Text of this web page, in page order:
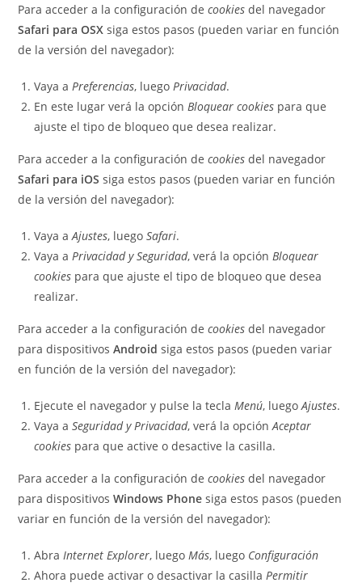
Para acceder a la configuración decookies del navegador
Safari para OSX siga estos pasos (pueden variar en función
de la versión del navegador):
Vaya aPreferencias, luegoPrivacidad.
En este lugar verá la opciónBloquear cookies para que
ajuste el tipo de bloqueo que desea realizar.
Para acceder a la configuración decookies del navegador
Safari para iOS siga estos pasos (pueden variar en función
de la versión del navegador):
Vaya aAjustes, luegoSafari.
Vaya aPrivacidad y Seguridad, verá la opciónBloquear
cookies para que ajuste el tipo de bloqueo que desea
realizar.
Para acceder a la configuración decookies del navegador
para dispositivosAndroid siga estos pasos (pueden variar
en función de la versión del navegador):
Ejecute el navegador y pulse la teclaMenú, luegoAjustes.
Vaya aSeguridad y Privacidad, verá la opciónAceptar
cookies para que active o desactive la casilla.
Para acceder a la configuración decookies del navegador
para dispositivosWindows Phone siga estos pasos (pueden
variar en función de la versión del navegador):
AbraInternet Explorer, luegoMás, luego Configuración
Ahora puede activar o desactivar la casillaPermitir